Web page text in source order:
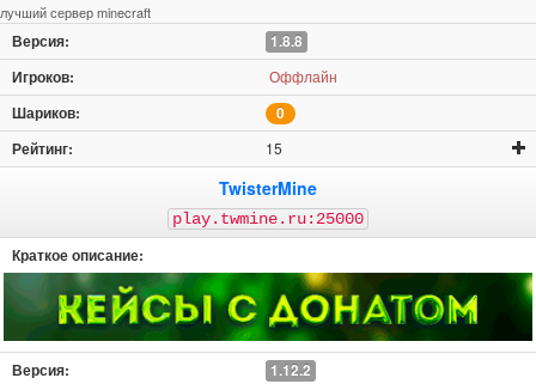
лучший сервер minecraft
1.8.8
Оффлайн
0
15
TwisterMine
play.twmine.ru:25000
1.12.2